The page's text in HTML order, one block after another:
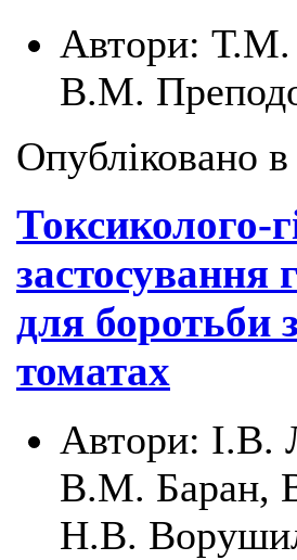
Автори: Т.М.
В.М.
Опубліковано в
Токсиколого-
застосування
для боротьби
томатах
Автори: І.В.
В.М. Баран,
Н.В.